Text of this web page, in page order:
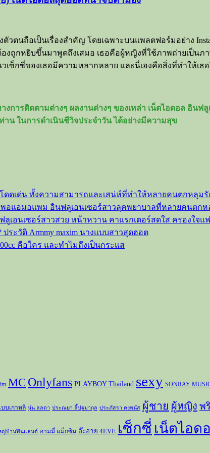
วตนถือเป็นเรื่องสำคัญ โดยเฉพาะบนแพลตฟอร์มอย่าง
องถูกหยิบขึ้นมาพูดถึงเสมอ เธอคือผู้หญิงที่ใช้ภาพถ่ายเป็น
ซ็กซี่ของเธอมีความหลากหลาย และนี่เองคือสิ่งที่ทำให้เ
างการติดตามต่างๆ ผลงานต่างๆ ของเหล่า เน็ตไอดอล อิน
าน ในการดำเนินชีวิจประจำวัน ได้อย่างมีความสุข
โดดเด่น ทั้งความสามารถและเสน่ห์ที่ทำให้หลายคนตกหลุมรั
พอแอมอแพม อินฟลูเอนเซอร์สาวลุคพยาบาลที่หลายคนตกห
ลูเอนเซอร์สาวสวย หน้าหวาน คาแรกเตอร์สดใส ครองใจ
ระวัติ Armmy maxim นางแบบสาวสุดฮอต
คือใคร และทำไมถึงเป็นกระแส
MC Onlyfans PLAYBOY Thailand sexy SONRAY
บเกาหลี นุ่น ลลดา ประณยา ลี้ปฐมากุล ประภัสรา คงพนัส ผู้ชาย ผู้หญิง พ
ญ่บ้านฟินแลนด์ อามมี่ แม็กซิม อ๊ะอาย 4EVE เซ็กซี่ เน็ตไอด